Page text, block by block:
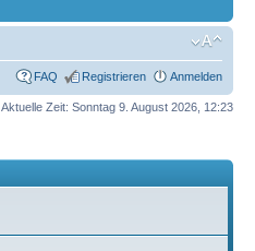
FAQ Registrieren Anmelden
Aktuelle Zeit: Sonntag 9. August 2026, 12:23